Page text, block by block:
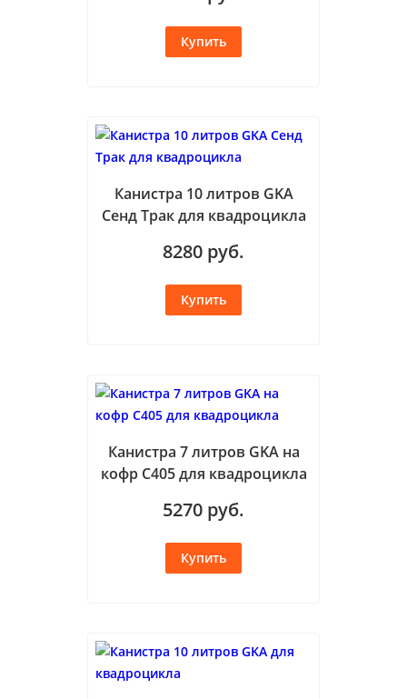
Канистра 10 литров GKA
Сенд Трак для квадроцикла
8280 руб.
Канистра 7 литров GKA на
кофр С405 для квадроцикла
5270 руб.